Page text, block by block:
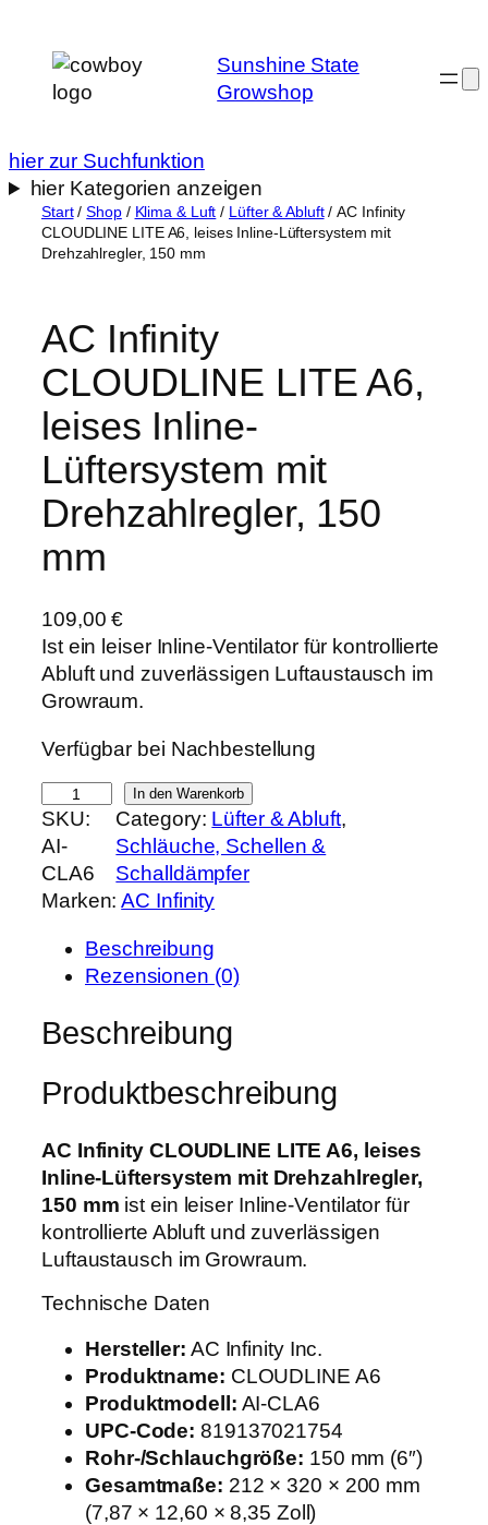
Inhalt
springen
Sunshine State
Growshop
hier zur Suchfunktion
hier Kategorien anzeigen
Start/Shop/ Klima & Luft / Lüfter & Abluft/ AC Infinity
CLOUDLINE LITE A6, leises Inline-Lüftersystem mit
Drehzahlregler, 150 mm
AC Infinity
CLOUDLINE LITE A6,
leises Inline-
Lüftersystem mit
Drehzahlregler, 150
mm
109,00€
Ist ein leiser Inline-Ventilator für kontrollierte
Abluft und zuverlässigen Luftaustausch im
Growraum.
Verfügbar bei Nachbestellung
C
I
n
f
y
L
U
D
L
I
N
L
In den Warenkorb
SKU:
AI-
CLA6
Category: Lüfter & Abluft
Schläuche, Schellen &
Schalldämpfer
Marken:AC Infinity
Beschreibung
Rezensionen (0)
Beschreibung
Produktbeschreibung
AC Infinity CLOUDLINE LITE A6, leises
Inline-Lüftersystem mit Drehzahlregler,
150 mm ist ein leiser Inline-Ventilator für
kontrollierte Abluft und zuverlässigen
Luftaustausch im Growraum.
Technische Daten
Hersteller: AC Infinity Inc.
Produktname: CLOUDLINE A6
Produktmodell: AI-CLA6
UPC-Code: 819137021754
Rohr-/Schlauchgröße: 150 mm (6″)
Gesamtmaße: 212 × 320 × 200 mm
(7,87 × 12,60 × 8,35 Zoll)